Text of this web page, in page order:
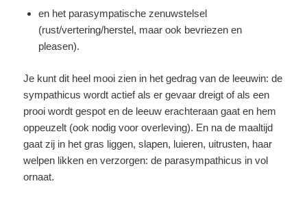
en het parasympatische zenuwstelsel
(rust/vertering/herstel, maar ook bevriezen en
pleasen).
Je kunt dit heel mooi zien in het gedrag van de leeuwin: de
sympathicus wordt actief als er gevaar dreigt of als een
prooi wordt gespot en de leeuw erachteraan gaat en hem
oppeuzelt (ook nodig voor overleving). En na de maaltijd
gaat zij in het gras liggen, slapen, luieren, uitrusten, haar
welpen likken en verzorgen: de parasympathicus in vol
ornaat.